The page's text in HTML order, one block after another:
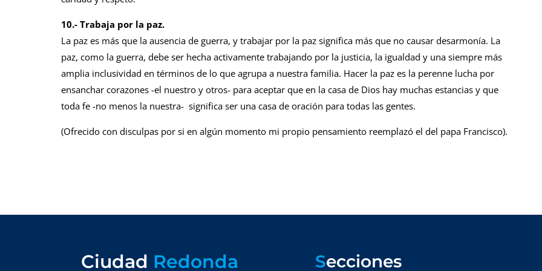
10.- Trabaja por la paz.
La paz es más que la ausencia de guerra, y trabajar por la paz significa más que no causar desarmonía. La
paz, como la guerra, debe ser hecha activamente trabajando por la justicia, la igualdad y una siempre más
amplia inclusividad en términos de lo que agrupa a nuestra familia. Hacer la paz es la perenne lucha por
ensanchar corazones -el nuestro y otros- para aceptar que en la casa de Dios hay muchas estancias y que
toda fe -no menos la nuestra- significa ser una casa de oración para todas las gentes.
(Ofrecido con disculpas por si en algún momento mi propio pensamiento reemplazó el del papa Francisco).
Ciudad Redonda Secciones